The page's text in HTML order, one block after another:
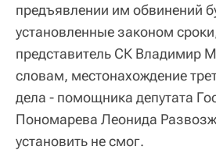
предъявлении им обвинений
установленные законом
представитель СК Владимир
словам, местонахождение
дела - помощника депутата
Пономарева Леонида
установить не смог.